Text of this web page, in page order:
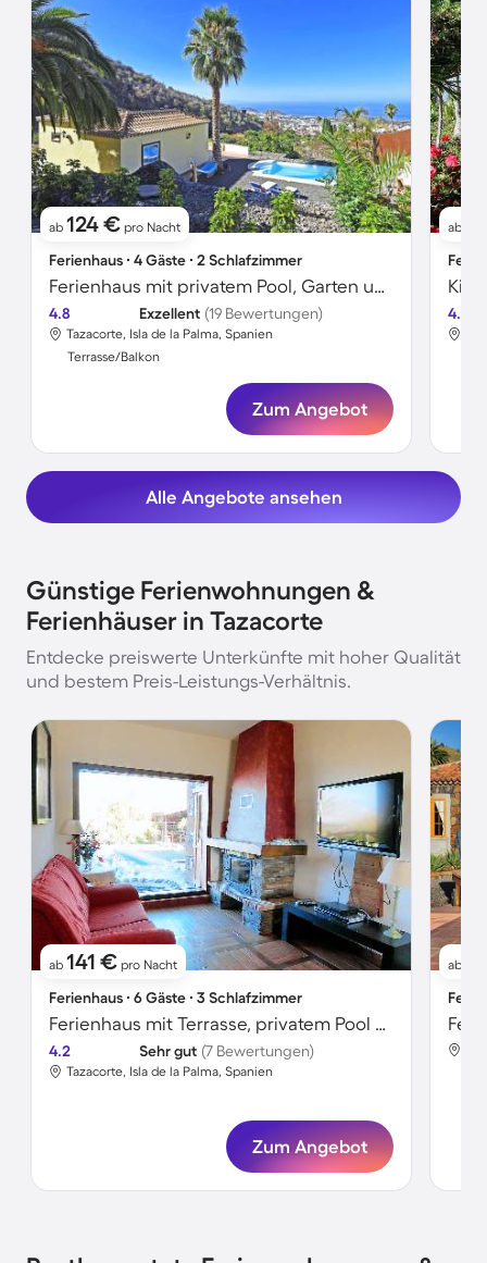
ab 124 € pro Nacht
Ferienhaus ∙ 4 Gäste ∙ 2 Schlafzimmer
Ferienhaus mit privatem Pool, Garten und Grill
4.8 Exzellent (19 Bewertungen)
Tazacorte, Isla de la Palma, Spanien
Terrasse/Balkon
Zum Angebot
ab
4.8
Alle Angebote ansehen
Günstige Ferienwohnungen &
Ferienhäuser in Tazacorte
Entdecke preiswerte Unterkünfte mit hoher Qualität
und bestem Preis-Leistungs-Verhältnis.
ab 141 € pro Nacht
Ferienhaus ∙ 6 Gäste ∙ 3 Schlafzimmer
Ferienhaus mit Terrasse, privatem Pool und Garten | Meerblick
4.2 Sehr gut (7 Bewertungen)
Tazacorte, Isla de la Palma, Spanien
Zum Angebot
ab